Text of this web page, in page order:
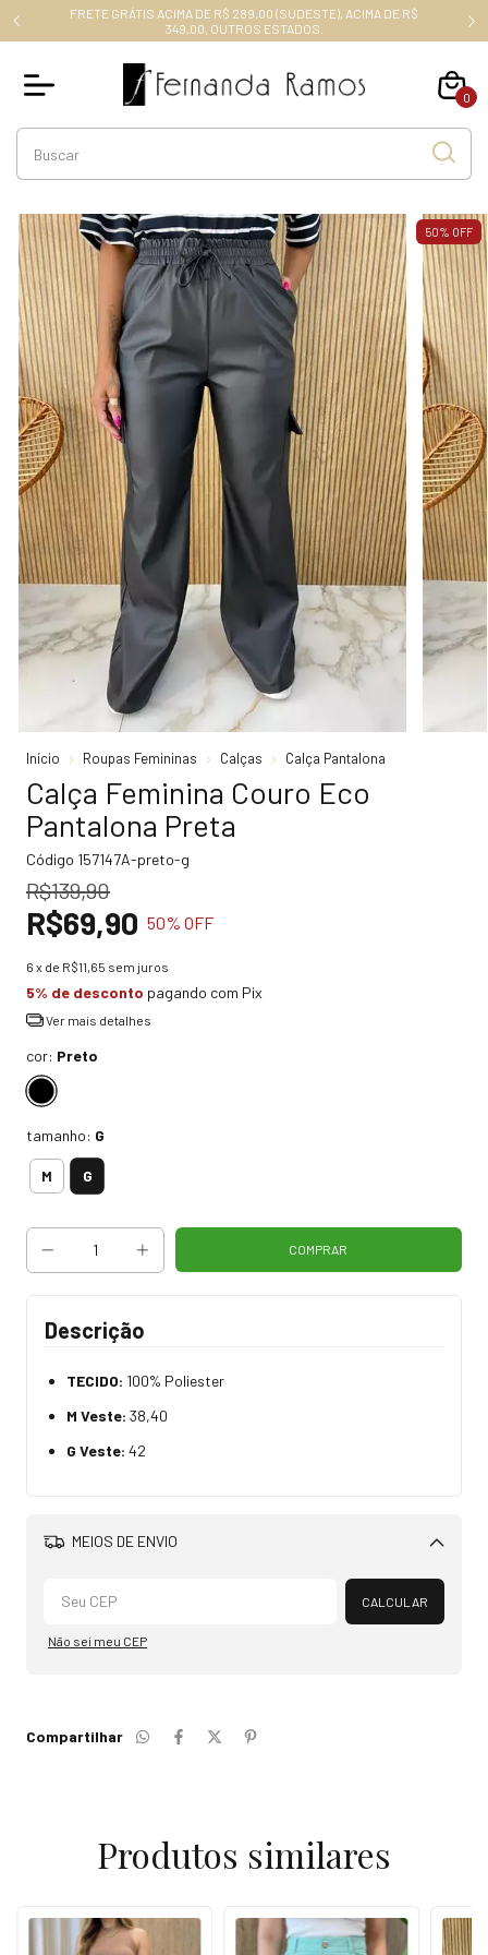
FRETE GRÁTIS ACIMA DE R$ 289,00 (SUDESTE), ACIMA DE R$
349,00, OUTROS ESTADOS.
0
50% OFF
Início Roupas Femininas Calças Calça Pantalona
Calça Feminina Couro Eco
Pantalona Preta
Código 157147A-preto-g
R$139,90
R$69,90 50% OFF
6 x de R$11,65 sem juros
5% de desconto pagando com Pix
Ver mais detalhes
cor: Preto
tamanho: G
M G
Descrição
TECIDO: 100% Poliester
M Veste: 38,40
G Veste: 42
MEIOS DE ENVIO
Alterar CEP
CALCULAR
Não sei meu CEP
Compartilhar
Produtos similares